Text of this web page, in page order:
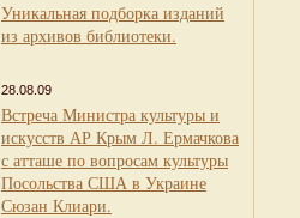
Уникальная подборка изданий
из архивов библиотеки.
28.08.09
Встреча Министра культуры и
искусств АР Крым Л. Ермачкова
с атташе по вопросам культуры
Посольства США в Украине
Сюзан Клиари.